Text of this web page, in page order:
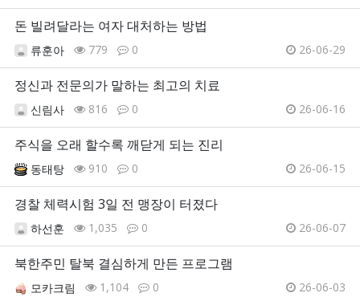
돈 빌려달라는 여자 대처하는 방법
류훈아 779 0 26-06-29
정신과 전문의가 말하는 최고의 치료
신림사 816 0 26-06-16
주식을 오래 할수록 깨닫게 되는 진리
동태탕 910 0 26-06-15
경찰 체력시험 3일 전 맹장이 터졌다
하선훈 1,035 0 26-06-07
북한주민 탈북 결심하게 만든 프로그램
모카크림 1,104 0 26-06-03